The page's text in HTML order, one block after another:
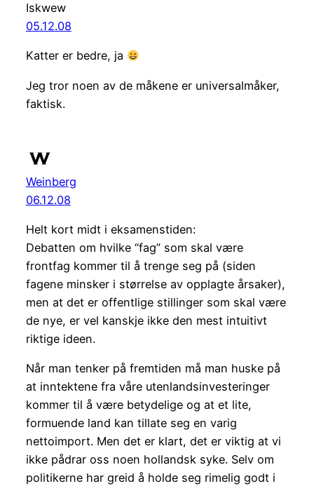
Iskwew
05.12.08
Katter er bedre, ja
Jeg tror noen av de måkene er universalmåker,
faktisk.
Weinberg
06.12.08
Helt kort midt i eksamenstiden:
Debatten om hvilke “fag” som skal være
frontfag kommer til å trenge seg på (siden
fagene minsker i størrelse av opplagte årsaker),
men at det er offentlige stillinger som skal være
de nye, er vel kanskje ikke den mest intuitivt
riktige ideen.
Når man tenker på fremtiden må man huske på
at inntektene fra våre utenlandsinvesteringer
kommer til å være betydelige og at et lite,
formuende land kan tillate seg en varig
nettoimport. Men det er klart, det er viktig at vi
ikke pådrar oss noen hollandsk syke. Selv om
politikerne har greid å holde seg rimelig godt i